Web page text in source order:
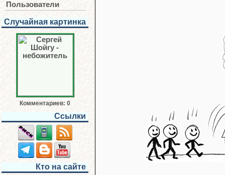
Пользователи
Случайная картинка
Комментариев: 0
Ссылки
Кто на сайте